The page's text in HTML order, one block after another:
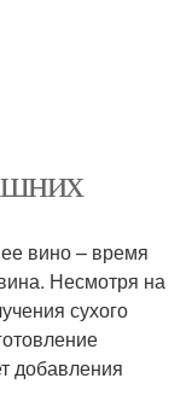
вино – время
Несмотря на
сухого
добавления